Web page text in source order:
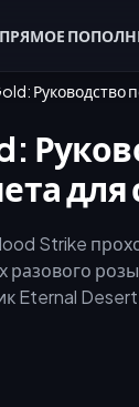
ПРЯМОЕ
Руководство
для
Strike
разового
Eternal
в
Эта